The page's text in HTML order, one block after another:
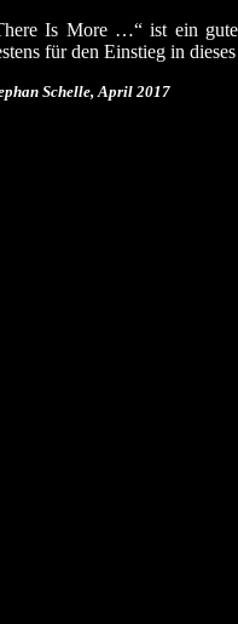
Is More …“ ist ein
für den Einstieg in
Schelle, April 2017